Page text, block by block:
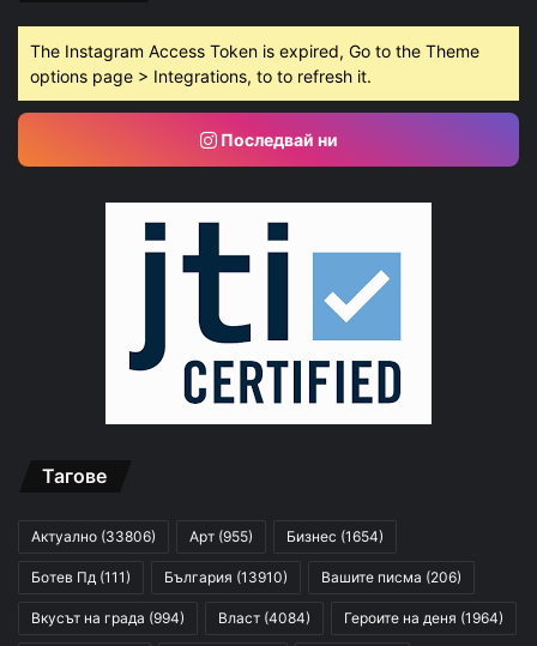
The Instagram Access Token is expired, Go to the Theme
options page > Integrations, to to refresh it.
Последвай ни
Тагове
Актуално (33806) Арт (955) Бизнес (1654)
Ботев Пд (111) България (13910) Вашите писма (206)
Вкусът на града (994) Власт (4084) Героите на деня (1964)